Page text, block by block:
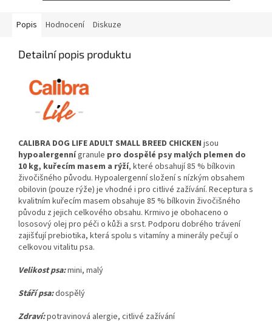
Popis Hodnocení Diskuze
Detailní popis produktu
CALIBRA DOG LIFE ADULT SMALL BREED CHICKEN jsou
hypoalergennígranule pro dospělé psy malých plemen do
10 kg, kuřecím masem a rýží, které obsahují 85 % bílkovin
živočišného původu. Hypoalergenní složení s nízkým obsahem
obilovin (pouze rýže) je vhodné i pro citlivé zažívání. Receptura s
kvalitním kuřecím masem obsahuje 85 % bílkovin živočišného
původu z jejich celkového obsahu. Krmivo je obohaceno o
lososový olej pro péči o kůži a srst. Podporu dobrého trávení
zajišťují prebiotika, která spolu s vitamíny a minerály pečují o
celkovou vitalitu psa.
Velikost psa:mini, malý
Stáří psa:dospělý
Zdraví:potravinová alergie, citlivé zažívání